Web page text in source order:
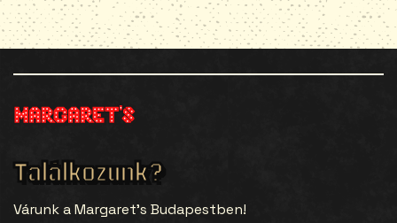
Találkozunk?
Várunk a Margaret’s Budapestben!